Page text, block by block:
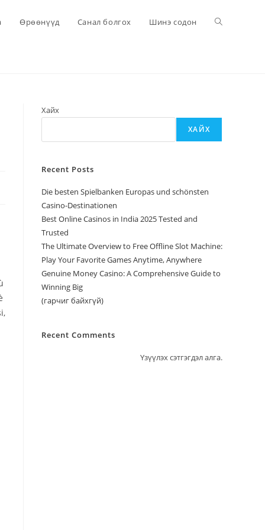
Өрөөнүүд Санал болгох Шинэ содон Toggle
Хайх
ХАЙХ
Recent Posts
Die besten Spielbanken Europas und schönsten
Casino-Destinationen
Best Online Casinos in India 2025 Tested and
Trusted
The Ultimate Overview to Free Offline Slot Machine:
Play Your Favorite Games Anytime, Anywhere
Genuine Money Casino: A Comprehensive Guide to
Winning Big
(гарчиг байхгүй)
Recent Comments
Үзүүлэх сэтгэгдэл алга.